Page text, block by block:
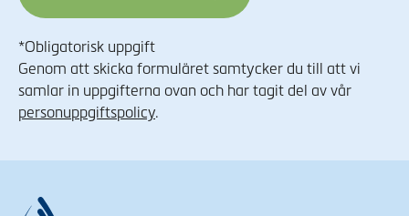
*Obligatorisk uppgift
Genom att skicka formuläret samtycker du till att vi
samlar in uppgifterna ovan och har tagit del av vår
personuppgiftspolicy.